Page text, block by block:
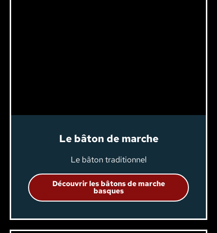
Le bâton de marche
Le bâton traditionnel
Découvrir les bâtons de marche
basques